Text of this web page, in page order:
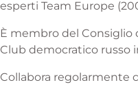
esperti Team Europe
È membro del Consiglio
Club democratico russo
Collabora regolarmente